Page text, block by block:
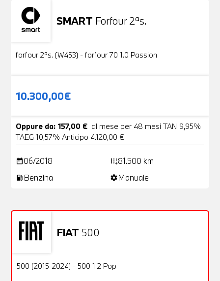
SMART Forfour 2ªs.
Usato
forfour 2ªs. (W453) - forfour 70 1.0 Passion
10.300,00€
Oppure da: 157,00 € al mese per 48 mesi TAN 9,95%
TAEG 10,57% Anticipo 4.120,00 €
date_range06/2018 add_road81.500 km
local_gas_station Benzina settingsManuale
FIAT 500
OFFERTA
Usato
500 (2015-2024) - 500 1.2 Pop